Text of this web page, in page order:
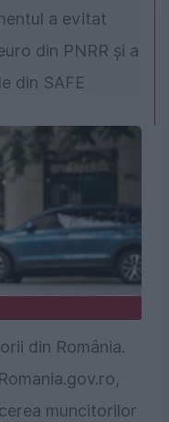
a evitat
din PNRR și a
din SAFE
din România.
muncitorilor